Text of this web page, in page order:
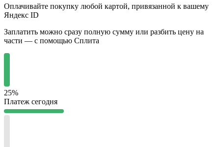
Оплачивайте покупку любой картой, привязанной к вашему
Яндекс ID
Заплатить можно сразу полную сумму или разбить цену на
части — с помощью Сплита
25%
Платеж сегодня